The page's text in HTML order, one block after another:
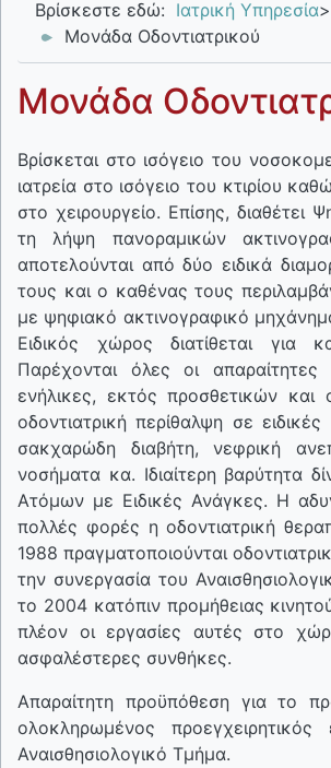
Βρίσκεστε εδώ: Ιατρική Υπηρεσία>
Μονάδα Οδοντιατρικού
Μονάδα
Βρίσκεται στο ισόγειο του
ιατρεία στο ισόγειο του κτιρίου
στο χειρουργείο. Επίσης,
τη λήψη πανοραμικών
αποτελούνται από δύο ειδικά
τους και ο καθένας τους
με ψηφιακό ακτινογραφικό
Ειδικός χώρος διατίθεται για
Παρέχονται όλες οι απαραίτητες
ενήλικες, εκτός προσθετικών και
οδοντιατρική περίθαλψη σε
σακχαρώδη διαβήτη, νεφρική
νοσήματα κα. Ιδιαίτερη βαρύτητα
Ατόμων με Ειδικές Ανάγκες. Η
πολλές φορές η οδοντιατρική
1988 πραγματοποιούνται
την συνεργασία του
το 2004 κατόπιν προμήθειας
πλέον οι εργασίες αυτές στο
ασφαλέστερες συνθήκες.
Απαραίτητη προϋπόθεση για το
ολοκληρωμένος
Αναισθησιολογικό Τμήμα.